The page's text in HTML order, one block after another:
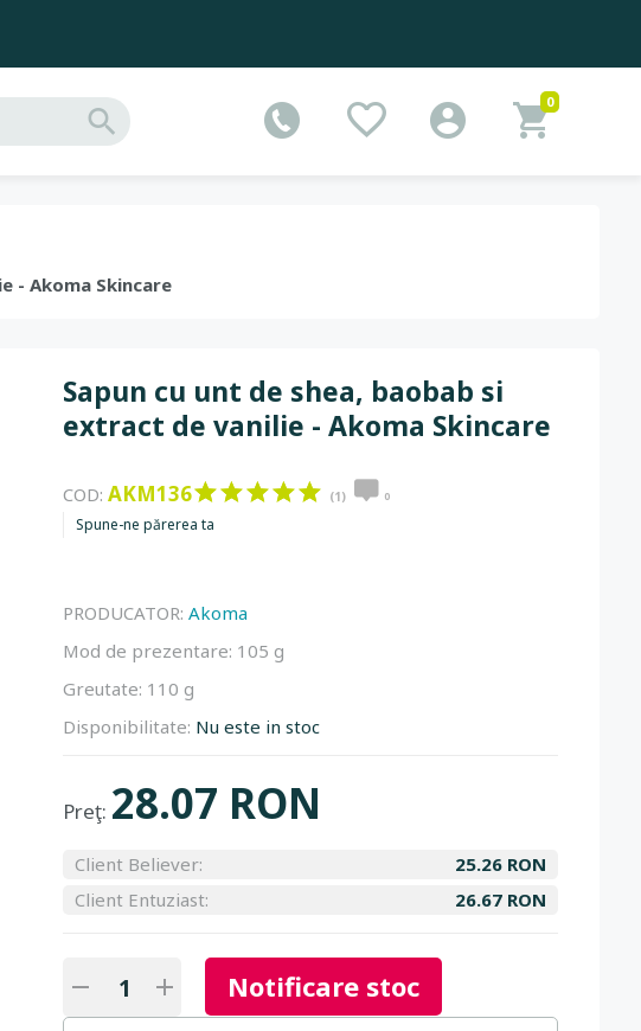
0
- Akoma Skincare
Sapun cu unt de shea, baobab si
extract de vanilie - Akoma Skincare
COD: AKM136 (1) 0
Spune-ne părerea ta
PRODUCATOR: Akoma
Mod de prezentare: 105 g
Greutate: 110 g
Disponibilitate: Nu este in stoc
Preţ: 28.07 RON
Client Believer:
25.26 RON
Client Entuziast:
26.67 RON
Notificare stoc